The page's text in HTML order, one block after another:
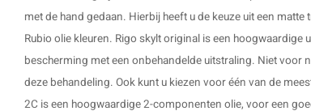
met de hand gedaan. Hierbij heeft u de keuze uit een
Rubio olie kleuren. Rigo skylt original is een hoogwaardige
bescherming met een onbehandelde uitstraling. Niet
deze behandeling. Ook kunt u kiezen voor één van de
2C is een hoogwaardige 2-componenten olie, voor een